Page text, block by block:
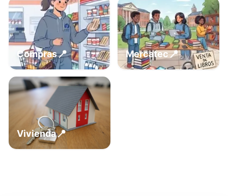
Compras📍 Mercatec📍
Vivienda📍